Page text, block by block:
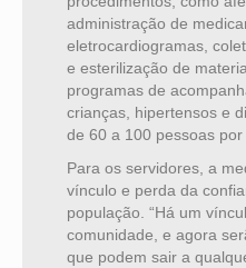
administração de
eletrocardiogramas,
e esterilização de
programas de
crianças, hipertensos e
de 60 a 100 pessoas por
Para os servidores, a
vínculo e perda da
população. “Há um
comunidade, e agora
que podem sair a